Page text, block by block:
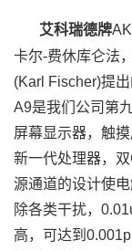
艾科瑞德牌
卡尔-费休库仑法，
(Karl Fischer)提
A9是我们公司第
屏幕显示器，触
新一代处理器，
源通道的设计使
除各类干扰，
高，可达到